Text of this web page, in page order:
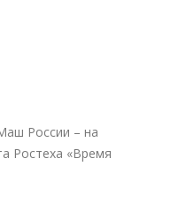
России – на
Ростеха «Время